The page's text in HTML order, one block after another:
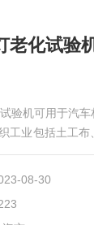
老化试验
验机可用于汽车
工业包括土工布
08-30